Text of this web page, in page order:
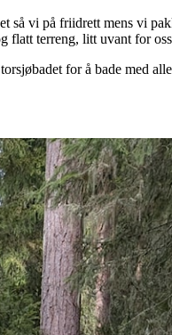
så vi på friidrett mens vi
flatt terreng, litt uvant for
for å bade med